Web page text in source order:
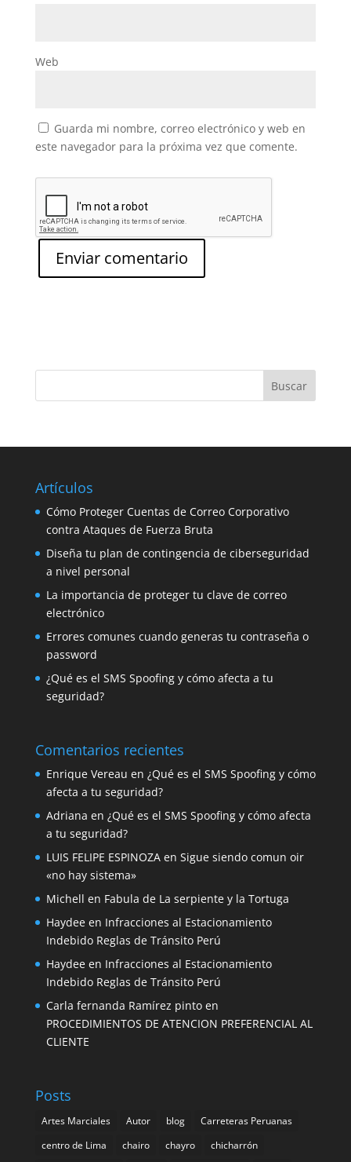
Web
Guarda mi nombre, correo electrónico y web en
este navegador para la próxima vez que comente.
Artículos
Cómo Proteger Cuentas de Correo Corporativo
contra Ataques de Fuerza Bruta
Diseña tu plan de contingencia de ciberseguridad
a nivel personal
La importancia de proteger tu clave de correo
electrónico
Errores comunes cuando generas tu contraseña o
password
¿Qué es el SMS Spoofing y cómo afecta a tu
seguridad?
Comentarios recientes
Enrique Vereau en ¿Qué es el SMS Spoofing y cómo
afecta a tu seguridad?
Adriana en ¿Qué es el SMS Spoofing y cómo afecta
a tu seguridad?
LUIS FELIPE ESPINOZAen Sigue siendo comun oir
«no hay sistema»
Michell en Fabula de La serpiente y la Tortuga
Haydeeen Infracciones al Estacionamiento
Indebido Reglas de Tránsito Perú
Haydeeen Infracciones al Estacionamiento
Indebido Reglas de Tránsito Perú
Carla fernanda Ramírez pintoen
PROCEDIMIENTOS DE ATENCION PREFERENCIAL AL
CLIENTE
Posts
Artes Marciales Autor blog
Carreteras Peruanas
centro de Lima
chairo chayro
chicharrón